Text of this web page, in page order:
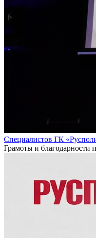
Специалистов ГК
Грамоты и благодарности